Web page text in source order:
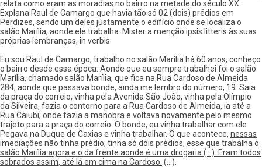
relata como eram as moradias no bairro na metade do século XX.
Explana Raul de Camargo que havia tão só 02 (dois) prédios em
Perdizes, sendo um deles justamente o edifício onde se localiza o
salão Marília, aonde ele trabalha. Mister a menção ipsis litteris às suas
próprias lembranças, in verbis:
Eu sou Raul de Camargo, trabalho no salão Marília há 60 anos, conheço
o bairro desde essa época. Aonde que eu sempre trabalhei foi o salão
Marília, chamado salão Marília, que fica na Rua Cardoso de Almeida
284, aonde que passava bonde, ainda me lembro do número, 19. Saia
da praça do correio, vinha pela Avenida São João, vinha pela Olímpio
da Silveira, fazia o contorno para a Rua Cardoso de Almeida, ia até a
Rua Caiubi, onde fazia a manobra e voltava novamente pelo mesmo
trajeto para a praça do correio. O bonde, eu vinha trabalhar com ele.
Pegava na Duque de Caxias e vinha trabalhar. O que acontece, nessas
imediações não tinha prédio, tinha só dois prédios, esse que trabalha o
salão Marília agora e o da frente aonde é uma drogaria (...). Eram todos
sobrados assim, até lá em cima na Cardoso. (...).